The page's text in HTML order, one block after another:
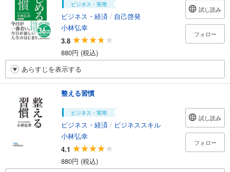
ビジネス・実用
ビジネス・経済 / 自己啓発
小林弘幸
3.8
880円 (税込)
試し読み
フォロー
あらすじを表示する
整える習慣
ビジネス・実用
ビジネス・経済 / ビジネススキル
小林弘幸
4.1
880円 (税込)
試し読み
フォロー